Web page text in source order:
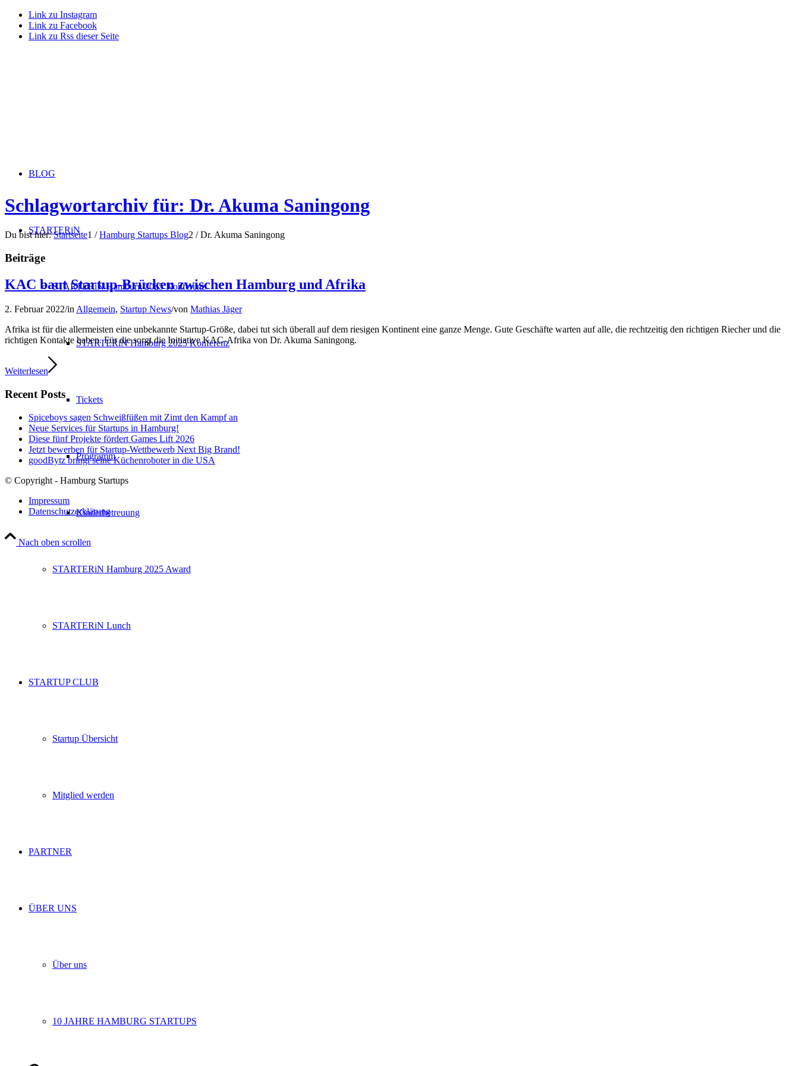
Link zu Instagram
Link zu Facebook
Link zu Rss dieser Seite
BLOG
STARTERiN
STARTERiN Hamburg 2025 Konferenz
STARTERiN Hamburg 2025 Konferenz
Tickets
Programm
Kinderbetreuung
STARTERiN Hamburg 2025 Award
STARTERiN Lunch
STARTUP CLUB
Startup Übersicht
Mitglied werden
PARTNER
ÜBER UNS
Über uns
10 JAHRE HAMBURG STARTUPS
Schlagwortarchiv für: Dr. Akuma Saningong
Du bist hier: Startseite1 / Hamburg Startups Blog2 / Dr. Akuma Saningong
Beiträge
KAC baut Startup-Brücken zwischen Hamburg und Afrika
2. Februar 2022/inAllgemein, Startup News/von Mathias Jäger
Afrika ist für die allermeisten eine unbekannte Startup-Größe, dabei tut sich überall auf dem riesigen Kontinent eine ganze Menge. Gute Geschäfte warten auf alle, die rechtzeitig den richtigen Riecher und die
richtigen Kontakte haben. Für die sorgt die Initiative KAC-Afrika von Dr. Akuma Saningong.
Weiterlesen
Recent Posts
Spiceboys sagen Schweißfüßen mit Zimt den Kampf an
Neue Services für Startups in Hamburg!
Diese fünf Projekte fördert Games Lift 2026
Jetzt bewerben für Startup-Wettbewerb Next Big Brand!
goodBytz bringt seine Küchenroboter in die USA
© Copyright - Hamburg Startups
Impressum
Datenschutzerklärung
Nach oben scrollen